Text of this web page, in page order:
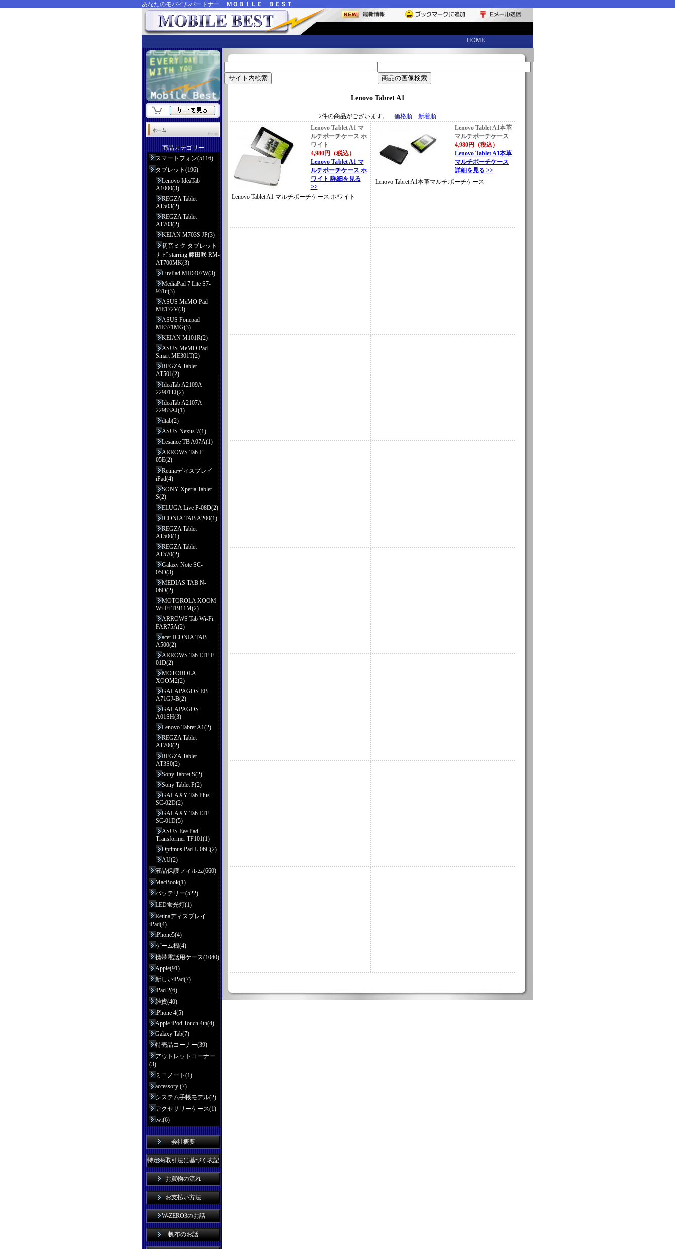
あなたのモバイルパートナー ＭＯＢＩＬＥ ＢＥＳＴ
HOME
Lenovo Tabret A1
2件の商品がございます。 価格順
新着順
Lenovo Tablet A1 マ
ルチポーチケース ホ
ワイト
4,980円（税込）
Lenovo Tablet A1 マ
ルチポーチケース ホ
ワイト 詳細を見る
>>
Lenovo Tablet A1 マルチポーチケース ホワイト
Lenovo Tablet A1本革
マルチポーチケース
4,980円（税込）
Lenovo Tablet A1本革
マルチポーチケース
詳細を見る >>
Lenovo Tabret A1本革マルチポーチケース
商品カテゴリー
スマートフォン(5116)
タブレット(196)
Lenovo IdeaTab
A1000(3)
REGZA Tablet
AT503(2)
REGZA Tablet
AT703(2)
KEIAN M703S JP(3)
初音ミク タブレット
ナビ starring 藤田咲 RM-
AT700MK(3)
LuvPad MID407W(3)
MediaPad 7 Lite S7-
931u(3)
ASUS MeMO Pad
ME172V(3)
ASUS Fonepad
ME371MG(3)
KEIAN M101R(2)
ASUS MeMO Pad
Smart ME301T(2)
REGZA Tablet
AT501(2)
IdeaTab A2109A
22901TJ(2)
IdeaTab A2107A
22983AJ(1)
dtab(2)
ASUS Nexus 7(1)
Lesance TB A07A(1)
ARROWS Tab F-
05E(2)
Retinaディスプレイ
iPad(4)
SONY Xperia Tablet
S(2)
ELUGA Live P-08D(2)
ICONIA TAB A200(1)
REGZA Tablet
AT500(1)
REGZA Tablet
AT570(2)
Galaxy Note SC-
05D(3)
MEDIAS TAB N-
06D(2)
MOTOROLA XOOM
Wi-Fi TBi11M(2)
ARROWS Tab Wi-Fi
FAR75A(2)
acer ICONIA TAB
A500(2)
ARROWS Tab LTE F-
01D(2)
MOTOROLA
XOOM2(2)
GALAPAGOS EB-
A71GJ-B(2)
GALAPAGOS
A01SH(3)
Lenovo Tabret A1(2)
REGZA Tablet
AT700(2)
REGZA Tablet
AT3S0(2)
Sony Tabret S(2)
Sony Tablet P(2)
GALAXY Tab Plus
SC-02D(2)
GALAXY Tab LTE
SC-01D(5)
ASUS Eee Pad
Transformer TF101(1)
Optimus Pad L-06C(2)
AU(2)
液晶保護フィルム(660)
MacBook(1)
バッテリー(522)
LED蛍光灯(1)
Retinaディスプレイ
iPad(4)
iPhone5(4)
ゲーム機(4)
携帯電話用ケース(1040)
Apple(91)
新しいiPad(7)
iPad 2(6)
雑貨(40)
iPhone 4(5)
Apple iPod Touch 4th(4)
Galaxy Tab(7)
特売品コーナー(39)
アウトレットコーナー
(3)
ミニノート(1)
accessory (7)
システム手帳モデル(2)
アクセサリーケース(1)
twi(6)
会社概要
特定商取引法に基づく表記
お買物の流れ
お支払い方法
W-ZERO3のお話
帆布のお話